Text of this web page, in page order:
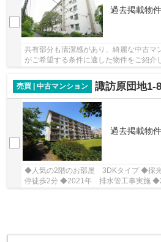
過去掲載物件
共有部分も清潔感があり、綺麗な中古マ
がご希望する条件に適した物件をご紹介
情報を取り扱っているので、きっとお望
売買 | 中古マンション
諏訪原団地1-8
過去掲載物件
◆人気の2階のお部屋 3DKタイプ ◆採
停徒歩2分 ◆2021年 排水管工事実施
◆成増駅、地下鉄成増駅、和光市駅が利